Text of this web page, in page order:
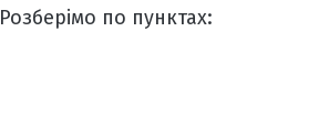
по пунктах: